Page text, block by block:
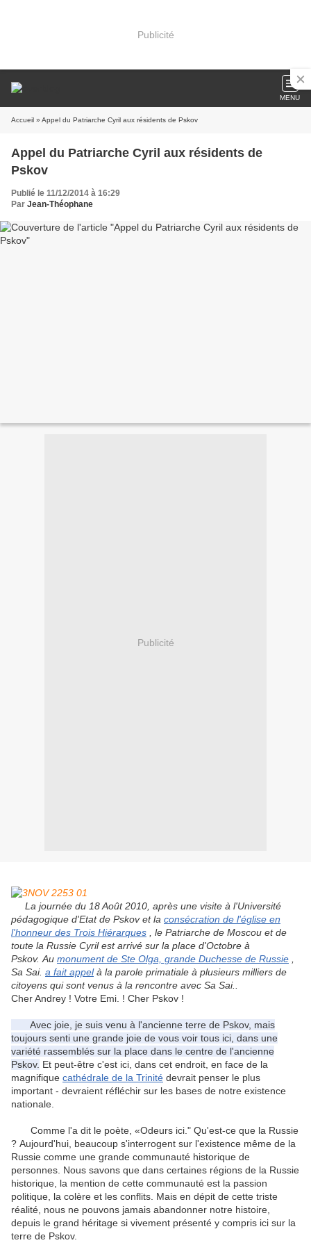
Publicité
MENU
Accueil » Appel du Patriarche Cyril aux résidents de Pskov
Appel du Patriarche Cyril aux résidents de
Pskov
Publié le 11/12/2014 à 16:29
Par Jean-Théophane
Publicité
La journée du 18 Août 2010, après une visite à l'Université
pédagogique d'Etat de Pskov et la consécration de l'église en
l'honneur des Trois Hiérarques
, le Patriarche de Moscou et de
toute la Russie Cyril est arrivé sur la place d'Octobre à
Pskov. Au monument de Ste Olga, grande Duchesse de Russie
Sa Sai. a fait appel à la parole primatiale à plusieurs milliers de
citoyens qui sont venus à la rencontre avec Sa Sai..
Cher Andrey ! Votre Emi. ! Cher Pskov !
Avec joie, je suis venu à l'ancienne terre de Pskov, mais
toujours senti une grande joie de vous voir tous ici, dans une
variété rassemblés sur la place dans le centre de l'ancienne
Pskov. Et peut-être c'est ici, dans cet endroit, en face de la
magnifique cathédrale de la Trinité devrait penser le plus
important - devraient réfléchir sur les bases de notre existence
nationale.
Comme l'a dit le poète, «Odeurs ici." Qu'est-ce que la Russie
? Aujourd'hui, beaucoup s'interrogent sur l'existence même de la
Russie comme une grande communauté historique de
personnes. Nous savons que dans certaines régions de la Russie
historique, la mention de cette communauté est la passion
politique, la colère et les conflits. Mais en dépit de cette triste
réalité, nous ne pouvons jamais abandonner notre histoire,
depuis le grand héritage si vivement présenté y compris ici sur la
terre de Pskov.